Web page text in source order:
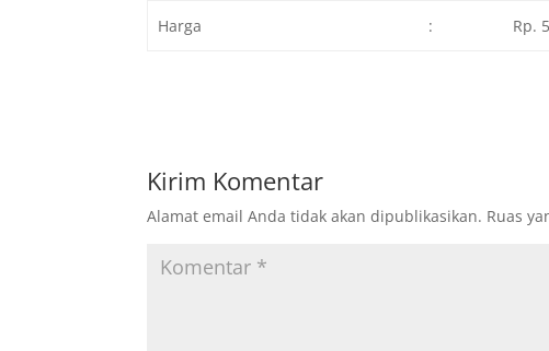
Harga : Rp.
Kirim Komentar
Alamat email Anda tidak akan dipublikasikan. Ruas